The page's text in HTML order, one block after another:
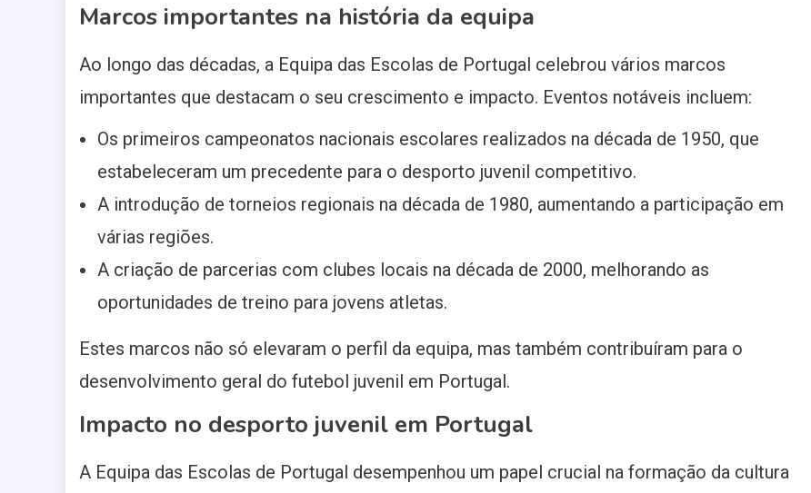
Marcos importantes na história da equipa
Ao longo das décadas, a Equipa das Escolas de Portugal celebrou vários marcos
importantes que destacam o seu crescimento e impacto. Eventos notáveis incluem:
Os primeiros campeonatos nacionais escolares realizados na década de 1950, que
estabeleceram um precedente para o desporto juvenil competitivo.
A introdução de torneios regionais na década de 1980, aumentando a participação em
várias regiões.
A criação de parcerias com clubes locais na década de 2000, melhorando as
oportunidades de treino para jovens atletas.
Estes marcos não só elevaram o perfil da equipa, mas também contribuíram para o
desenvolvimento geral do futebol juvenil em Portugal.
Impacto no desporto juvenil em Portugal
A Equipa das Escolas de Portugal desempenhou um papel crucial na formação da cultura